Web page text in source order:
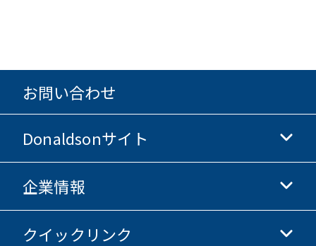
お問い合わせ
Donaldsonサイト
Donaldsonライフサイエンス
Donaldsonオンラインストア
企業情報
企業情報
クイックリンク